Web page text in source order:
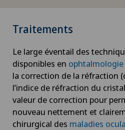
Traitements
Le large éventail des
disponibles en ophtalmologie
la correction de la réfraction
l’indice de réfraction du
valeur de correction pour
nouveau nettement et
chirurgical des maladies